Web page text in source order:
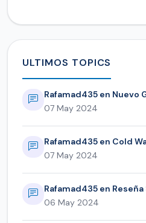
ULTIMOS TOPICS
Rafamad435 en Nuevo
07 May 2024
Rafamad435 en Cold
07 May 2024
Rafamad435 en
06 May 2024